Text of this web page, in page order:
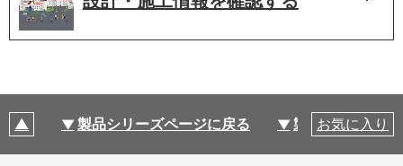
製品シリーズページに戻る 製品仕様
お気に入り